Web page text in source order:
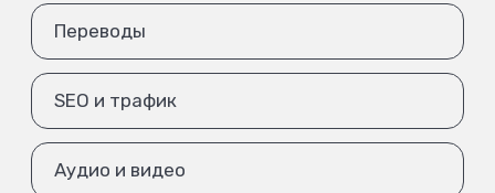
Переводы
SEO и трафик
Аудио и видео